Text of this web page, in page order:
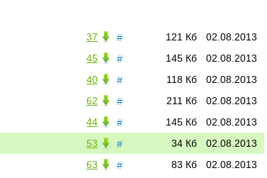
# 02.08.2013
121 Кб
37
#
02.08.2013
145 Кб
45
#
02.08.2013
118 Кб
40
#
02.08.2013
211 Кб
62
#
02.08.2013
145 Кб
44
#
02.08.2013
34 Кб
53
#
02.08.2013
83 Кб
63